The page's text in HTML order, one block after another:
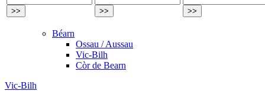
Béarn
Ossau / Aussau
Vic-Bilh
Còr de Bearn
Vic-Bilh